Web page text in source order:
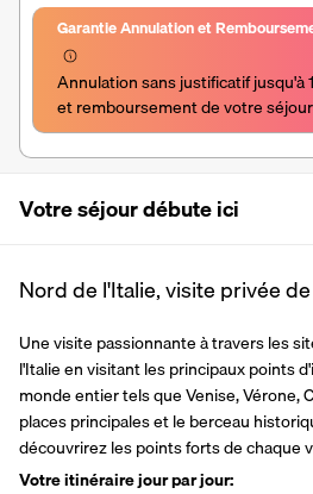
Garantie Annulation et
Annulation sans justificatif jusqu'à
et remboursement de votre
Votre séjour débute ici
Nord de l'Italie, visite privée
Une visite passionnante à travers les
l'Italie en visitant les principaux points
monde entier tels que Venise, Vérone,
places principales et le berceau
découvrirez les points forts de chaque
Votre itinéraire jour par jour: